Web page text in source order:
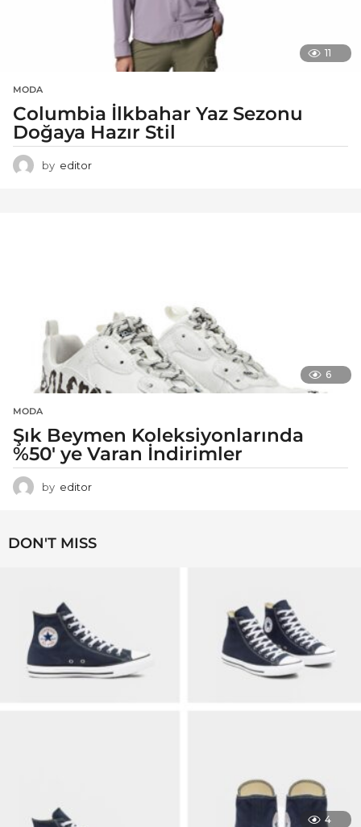
11
MODA
Columbia İlkbahar Yaz Sezonu
Doğaya Hazır Stil
by editor
6
MODA
Şık Beymen Koleksiyonlarında
%50′ ye Varan İndirimler
by editor
DON'T MISS
4